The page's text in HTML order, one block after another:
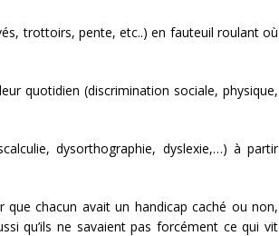
trottoirs, pente, etc..) en fauteuil roulant où
quotidien (discrimination sociale, physique,
dysorthographie, dyslexie,…) à partir
que chacun avait un handicap caché ou non,
qu’ils ne savaient pas forcément ce qui vit